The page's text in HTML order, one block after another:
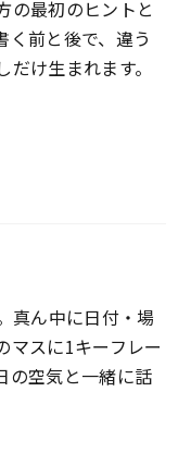
の最初のヒントと
く前と後で、違う
け生まれます。
真ん中に日付・場
マスに1キーフレー
の空気と一緒に話